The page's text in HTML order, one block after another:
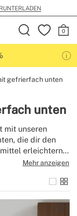
99€
gefrierfach unten
unten
mit unseren
die dir den
erleichtern.
erhältst du eine
möchten:
Kühltechnik mit
Design.
Mehr anzeigen